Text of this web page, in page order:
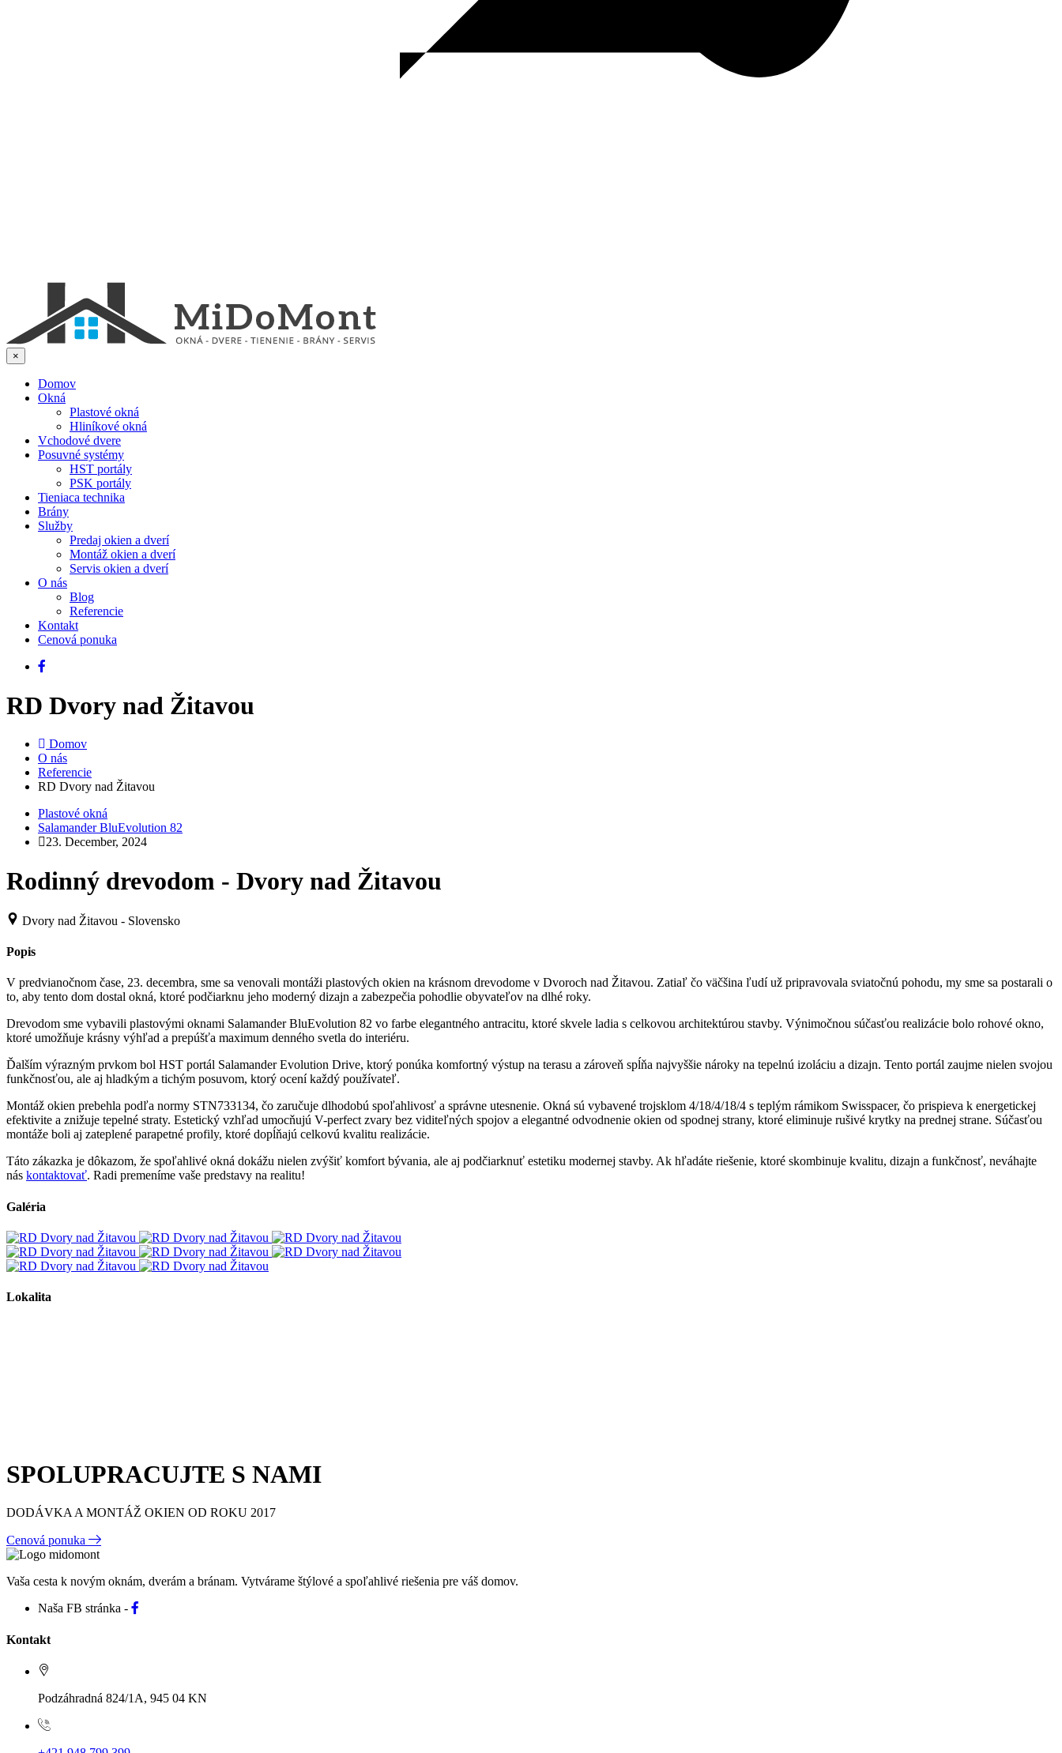
×
Domov
Okná
Plastové okná
Hliníkové okná
Vchodové dvere
Posuvné systémy
HST portály
PSK portály
Tieniaca technika
Brány
Služby
Predaj okien a dverí
Montáž okien a dverí
Servis okien a dverí
O nás
Blog
Referencie
Kontakt
Cenová ponuka
RD Dvory nad Žitavou
Domov
O nás
Referencie
RD Dvory nad Žitavou
Plastové okná
Salamander BluEvolution 82
23. December, 2024
Rodinný drevodom - Dvory nad Žitavou
Dvory nad Žitavou - Slovensko
Popis
V predvianočnom čase, 23. decembra, sme sa venovali montáži plastových okien na krásnom drevodome v Dvoroch nad Žitavou. Zatiaľ čo väčšina ľudí už pripravovala sviatočnú pohodu, my sme sa postarali o
to, aby tento dom dostal okná, ktoré podčiarknu jeho moderný dizajn a zabezpečia pohodlie obyvateľov na dlhé roky.
Drevodom sme vybavili plastovými oknami Salamander BluEvolution 82 vo farbe elegantného antracitu, ktoré skvele ladia s celkovou architektúrou stavby. Výnimočnou súčasťou realizácie bolo rohové okno,
ktoré umožňuje krásny výhľad a prepúšťa maximum denného svetla do interiéru.
Ďalším výrazným prvkom bol HST portál Salamander Evolution Drive, ktorý ponúka komfortný výstup na terasu a zároveň spĺňa najvyššie nároky na tepelnú izoláciu a dizajn. Tento portál zaujme nielen svojou
funkčnosťou, ale aj hladkým a tichým posuvom, ktorý ocení každý používateľ.
Montáž okien prebehla podľa normy STN733134, čo zaručuje dlhodobú spoľahlivosť a správne utesnenie. Okná sú vybavené trojsklom 4/18/4/18/4 s teplým rámikom Swisspacer, čo prispieva k energetickej
efektivite a znižuje tepelné straty. Estetický vzhľad umocňujú V-perfect zvary bez viditeľných spojov a elegantné odvodnenie okien od spodnej strany, ktoré eliminuje rušivé krytky na prednej strane. Súčasťou
montáže boli aj zateplené parapetné profily, ktoré dopĺňajú celkovú kvalitu realizácie.
Táto zákazka je dôkazom, že spoľahlivé okná dokážu nielen zvýšiť komfort bývania, ale aj podčiarknuť estetiku modernej stavby. Ak hľadáte riešenie, ktoré skombinuje kvalitu, dizajn a funkčnosť, neváhajte
nás kontaktovať. Radi premeníme vaše predstavy na realitu!
Galéria
Lokalita
SPOLUPRACUJTE S NAMI
DODÁVKA A MONTÁŽ OKIEN OD ROKU 2017
Cenová ponuka
Vaša cesta k novým oknám, dverám a bránam. Vytvárame štýlové a spoľahlivé riešenia pre váš domov.
Naša FB stránka -
Kontakt
Podzáhradná 824/1A, 945 04 KN